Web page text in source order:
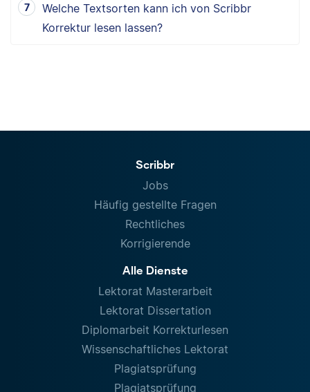
Welche Textsorten kann ich von Scribbr
Korrektur lesen lassen?
Scribbr
Jobs
Häufig gestellte Fragen
Rechtliches
Korrigierende
Alle Dienste
Lektorat Masterarbeit
Lektorat Dissertation
Diplomarbeit Korrekturlesen
Wissenschaftliches Lektorat
Plagiatsprüfung
Plagiatsprüfung